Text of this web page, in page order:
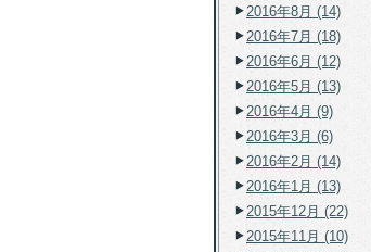
2016年8月 (14)
2016年7月 (18)
2016年6月 (12)
2016年5月 (13)
2016年4月 (9)
2016年3月 (6)
2016年2月 (14)
2016年1月 (13)
2015年12月 (22)
2015年11月 (10)